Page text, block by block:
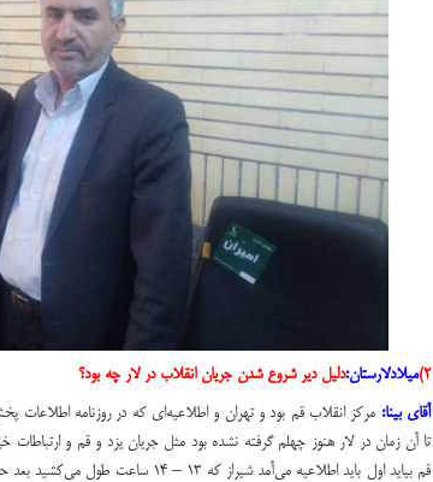
۲)‌ میلادلارستان:‌دليل دير شروع شدن جريان انقلاب در لار چه بود؟
آقای بینا:‌ مركز انقلاب قم بود و تهران و اطلاعيه‌اي كه در روزنامه
تا آن زمان در لار هنوز چهلم گرفته نشده بود مثل جريان يزد و قم و ارتباطات